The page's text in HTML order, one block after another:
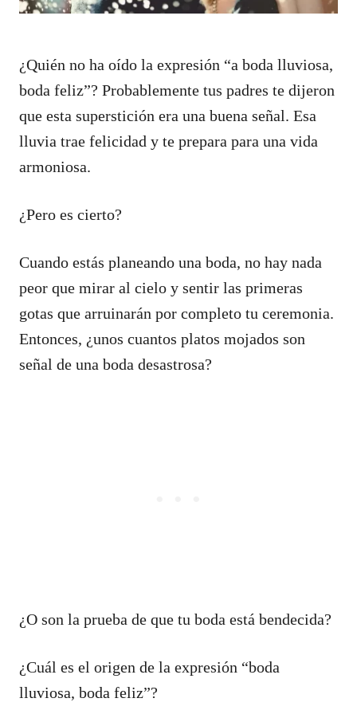
¿Quién no ha oído la expresión “a boda lluviosa,
boda feliz”? Probablemente tus padres te dijeron
que esta superstición era una buena señal. Esa
lluvia trae felicidad y te prepara para una vida
armoniosa.
¿Pero es cierto?
Cuando estás planeando una boda, no hay nada
peor que mirar al cielo y sentir las primeras
gotas que arruinarán por completo tu ceremonia.
Entonces, ¿unos cuantos platos mojados son
señal de una boda desastrosa?
¿O son la prueba de que tu boda está bendecida?
¿Cuál es el origen de la expresión “boda
lluviosa, boda feliz”?